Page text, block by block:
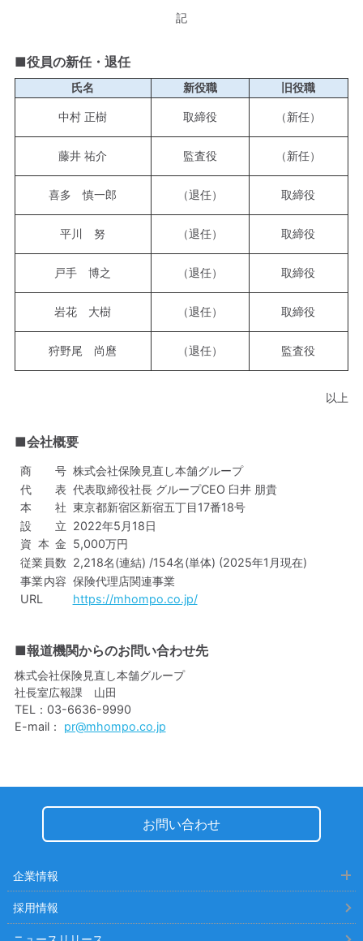
記
■役員の新任・退任
氏名 新役職 旧役職
中村 正樹 取締役 （新任）
藤井 祐介 監査役 （新任）
喜多 慎一郎 （退任） 取締役
平川 努 （退任） 取締役
戸手 博之 （退任） 取締役
岩花 大樹 （退任） 取締役
狩野尾 尚麿 （退任） 監査役
以上
■会社概要
商号 株式会社保険見直し本舗グループ
代表 代表取締役社長 グループCEO 臼井 朋貴
本社 東京都新宿区新宿五丁目17番18号
設立 2022年5月18日
資本金 5,000万円
従業員数 2,218名(連結) /154名(単体) (2025年1月現在)
事業内容 保険代理店関連事業
URL
https://mhompo.co.jp/
■報道機関からのお問い合わせ先
株式会社保険見直し本舗グループ
社長室広報課 山田
TEL：03-6636-9990
E-mail： pr@mhompo.co.jp
お問い合わせ
企業情報
採用情報